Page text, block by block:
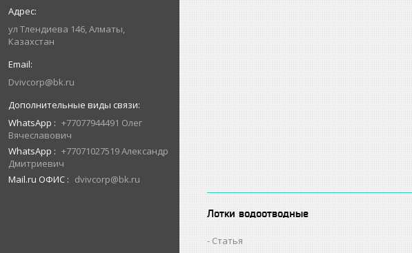
ул Тлендиева 146, Алматы,
Казахстан
Dvivcorp@bk.ru
WhatsApp
+77077944491 Олег
Вячеславович
WhatsApp
+77071027519 Александр
Дмитриевич
Mail.ru ОФИС
dvivcorp@bk.ru
Лотки водоотводные
Статья